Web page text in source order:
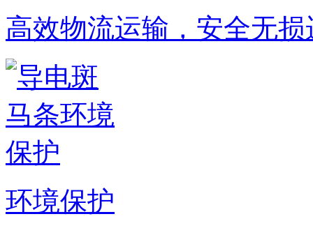
高效物流运输，安全无损
环境保护